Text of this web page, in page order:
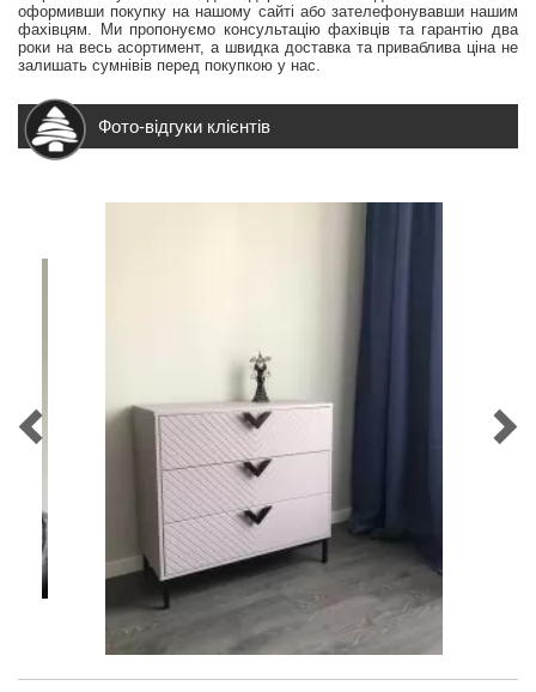
оформивши покупку на нашому сайті або зателефонувавши нашим
фахівцям. Ми пропонуємо консультацію фахівців та гарантію два
роки на весь асортимент, а швидка доставка та приваблива ціна не
залишать сумнівів перед покупкою у нас.
Фото-відгуки клієнтів